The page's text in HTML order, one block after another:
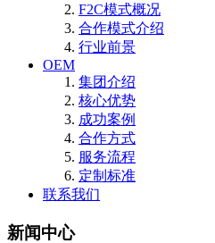
F2C模式概况
合作模式介绍
行业前景
OEM
集团介绍
核心优势
成功案例
合作方式
服务流程
定制标准
联系我们
新闻中心